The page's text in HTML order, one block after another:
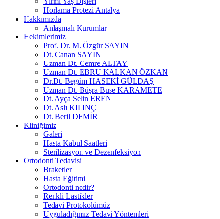
Horlama Protezi Antalya
Hakkımızda
Anlaşmalı Kurumlar
Hekimlerimiz
Prof. Dr. M. Özgür SAYIN
Dt. Canan SAYIN
Uzman Dt. Cemre ALTAY
Uzman Dt. EBRU KALKAN ÖZKAN
Dr.Dt. Begüm HASEKİ GÜLDAŞ
Uzman Dt. Büşra Buse KARAMETE
Dt. Ayça Selin EREN
Dt. Aslı KILINÇ
Dt. Beril DEMİR
Kliniğimiz
Galeri
Hasta Kabul Saatleri
Sterilizasyon ve Dezenfeksiyon
Ortodonti Tedavisi
Braketler
Hasta Eğitimi
Ortodonti nedir?
Renkli Lastikler
Tedavi Protokolümüz
Uyguladığımız Tedavi Yöntemleri